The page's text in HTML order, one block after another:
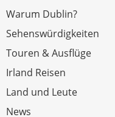
Warum Dublin?
Sehenswürdigkeiten
Touren & Ausflüge
Irland Reisen
Land und Leute
News